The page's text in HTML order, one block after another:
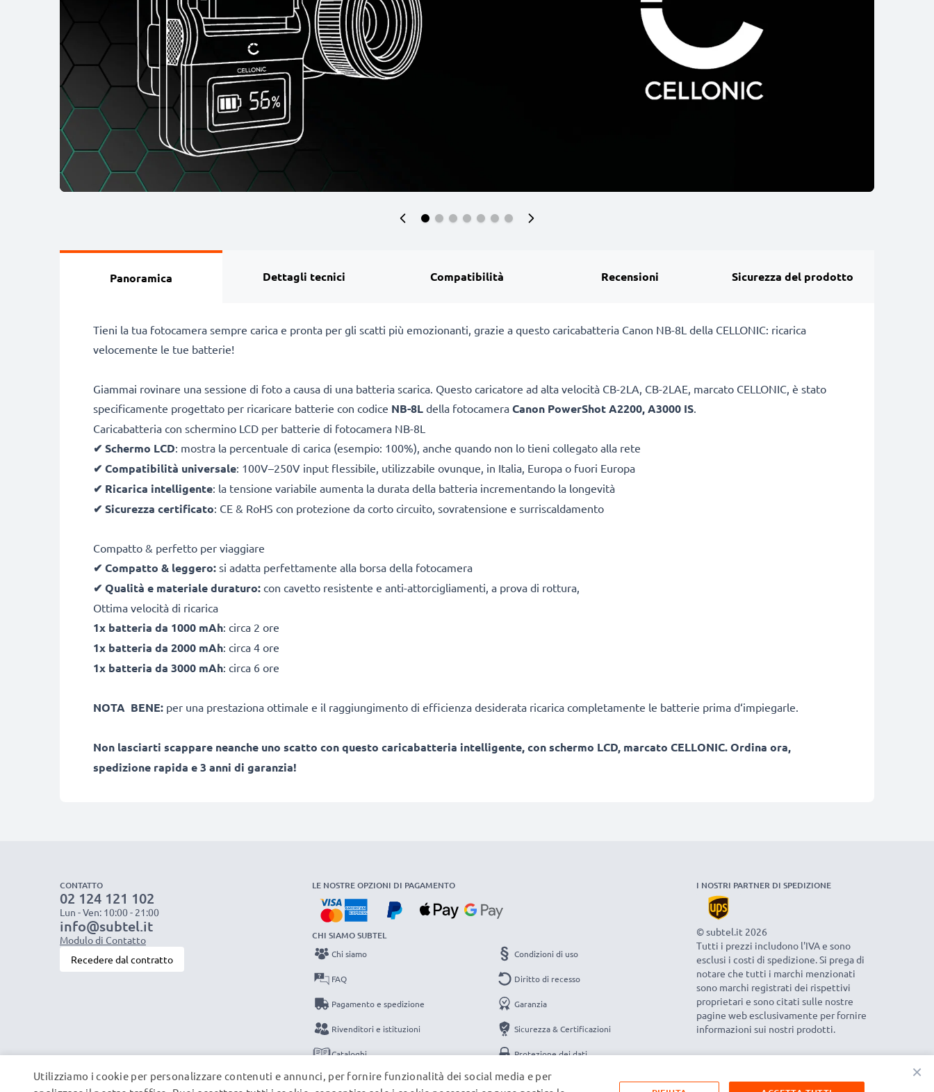
Panoramica Dettagli tecnici Compatibilità Recensioni Sicurezza del prodotto
Tieni la tua fotocamera sempre carica e pronta per gli scatti più emozionanti, grazie a questo caricabatteria Canon NB-8L della CELLONIC: ricarica
velocemente le tue batterie!
Giammai rovinare una sessione di foto a causa di una batteria scarica. Questo caricatore ad alta velocità CB-2LA, CB-2LAE, marcato CELLONIC, è stato
specificamente progettato per ricaricare batterie con codice NB-8L della fotocamera Canon PowerShot A2200, A3000 IS
Caricabatteria con schermino LCD per batterie di fotocamera NB-8L
✔ Schermo LCD: mostra la percentuale di carica (esempio: 100%), anche quando non lo tieni collegato alla rete
✔ Compatibilità universale: 100V–250V input flessibile, utilizzabile ovunque, in Italia, Europa o fuori Europa
✔ Ricarica intelligente: la tensione variabile aumenta la durata della batteria incrementando la longevità
✔ Sicurezza certificato: CE & RoHS con protezione da corto circuito, sovratensione e surriscaldamento
Compatto & perfetto per viaggiare
✔ Compatto & leggero: si adatta perfettamente alla borsa della fotocamera
✔ Qualità e materiale duraturo: con cavetto resistente e anti-attorcigliamenti, a prova di rottura,
Ottima velocità di ricarica
1x batteria da 1000 mAh: circa 2 ore
1x batteria da 2000 mAh: circa 4 ore
1x batteria da 3000 mAh: circa 6 ore
NOTA BENE: per una prestaziona ottimale e il raggiungimento di efficienza desiderata ricarica completamente le batterie prima d‘impiegarle.
Non lasciarti scappare neanche uno scatto con questo caricabatteria intelligente, con schermo LCD, marcato CELLONIC. Ordina ora,
spedizione rapida e 3 anni di garanzia!
CONTATTO
02 124 121 102
Lun - Ven: 10:00 - 21:00
info@subtel.it
Modulo di Contatto
Recedere dal contratto
LE NOSTRE OPZIONI DI PAGAMENTO
CHI SIAMO SUBTEL
Chi siamo
FAQ
Pagamento e spedizione
Rivenditori e istituzioni
Cataloghi
Contatti
Condizioni di uso
Diritto di recesso
Garanzia
Sicurezza & Certificazioni
Protezione dei dati
Note legali
I NOSTRI PARTNER DI SPEDIZIONE
© subtel.it 2026
Tutti i prezzi includono l'IVA e sono
esclusi i costi di spedizione. Si prega di
notare che tutti i marchi menzionati
sono marchi registrati dei rispettivi
proprietari e sono citati sulle nostre
pagine web esclusivamente per fornire
informazioni sui nostri prodotti.
×
Utilizziamo i cookie per personalizzare contenuti e annunci, per fornire funzionalità dei social media e per